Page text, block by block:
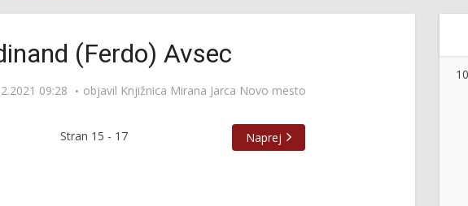
(Ferdo) Avsec
09:28 objavil Knjižnica Mirana Jarca Novo mesto
Stran 15 - 17 Naprej